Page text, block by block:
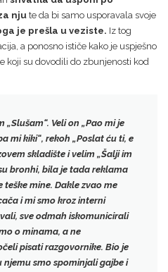
nju te da bi samo usporavala svoje
je prešla u veziste. Iz tog
a ponosno ističe kako je uspješno
koji su dovodili do zbunjenosti kod
„Slušam“. Veli on „Pao mi je
mi kiki“, rekoh „Poslat ću ti, e
skladište i velim „Šalji im
bronhi, bila je tada reklama
teške mine. Dakle zvao me
i mi smo kroz interni
sve odmah iskomunicirali
o minama, a ne
pisati razgovornike. Bio je
njemu smo spominjali gajbe i